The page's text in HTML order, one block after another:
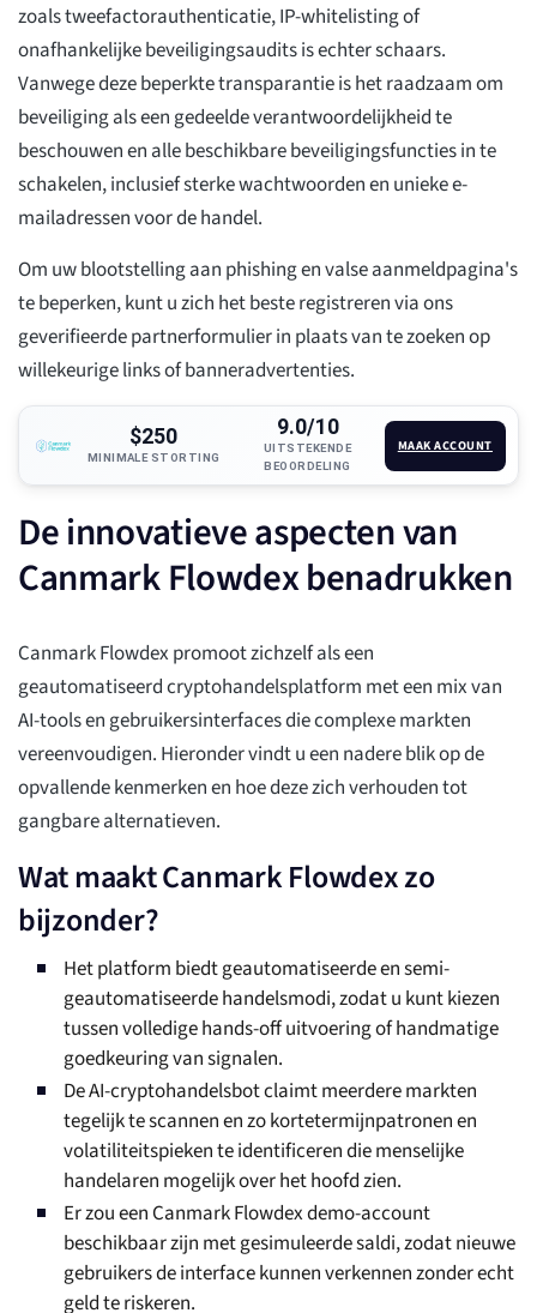
zoals tweefactorauthenticatie, IP-whitelisting of
onafhankelijke beveiligingsaudits is echter schaars.
Vanwege deze beperkte transparantie is het raadzaam om
beveiliging als een gedeelde verantwoordelijkheid te
beschouwen en alle beschikbare beveiligingsfuncties in te
schakelen, inclusief sterke wachtwoorden en unieke e-
mailadressen voor de handel.
Om uw blootstelling aan phishing en valse aanmeldpagina's
te beperken, kunt u zich het beste registreren via ons
geverifieerde partnerformulier in plaats van te zoeken op
willekeurige links of banneradvertenties.
$250
MINIMALE STORTING
9.0/10
UITSTEKENDE
BEOORDELING
MAAK ACCOUNT
De innovatieve aspecten van
Canmark Flowdex benadrukken
Canmark Flowdex promoot zichzelf als een
geautomatiseerd cryptohandelsplatform met een mix van
AI-tools en gebruikersinterfaces die complexe markten
vereenvoudigen. Hieronder vindt u een nadere blik op de
opvallende kenmerken en hoe deze zich verhouden tot
gangbare alternatieven.
Wat maakt Canmark Flowdex zo
bijzonder?
Het platform biedt geautomatiseerde en semi-
geautomatiseerde handelsmodi, zodat u kunt kiezen
tussen volledige hands-off uitvoering of handmatige
goedkeuring van signalen.
De AI-cryptohandelsbot claimt meerdere markten
tegelijk te scannen en zo kortetermijnpatronen en
volatiliteitspieken te identificeren die menselijke
handelaren mogelijk over het hoofd zien.
Er zou een Canmark Flowdex demo-account
beschikbaar zijn met gesimuleerde saldi, zodat nieuwe
gebruikers de interface kunnen verkennen zonder echt
geld te riskeren.